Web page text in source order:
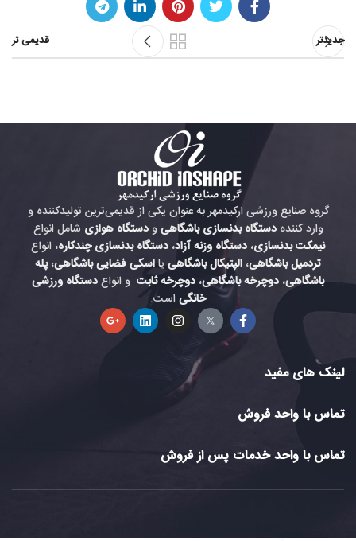
جدیدتر قدیمی تر
گروه صنایع ورزشی ارکیدمهر به عنوان یکی از قدیمی‌ترین تولیدکننده و
وارد کنندهدستگاه بدنسازی باشگاهیودستگاه هوازی شامل انواع
نیمکت بدنسازی، دستگاه وزنه آزاد، دستگاه بدنسازی چندکاره، انواع
تردمیل باشگاهی، الپتیکال باشگاهی یااسکی فضایی باشگاهی،پله
باشگاهی، دوچرخه باشگاهی، دوچرخه ثابت و انواعدستگاه ورزشی
خانگیاست.
لینک های مفید
تماس با واحد فروش
تماس با واحد خدمات پس از فروش